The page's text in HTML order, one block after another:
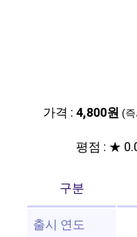
가격 :4,800원 (
평점 : ★
구분
출시 연도